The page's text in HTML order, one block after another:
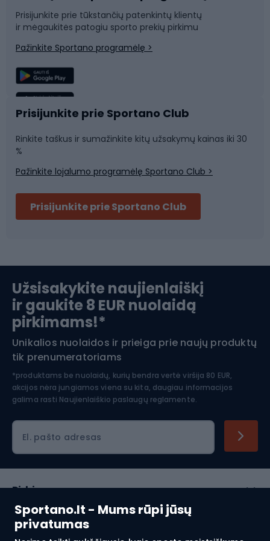
Sportano.lt - Mums rūpi jūsų
privatumas
Laipiojimas
Žvejyba
Sportinė medicina
Snieglenčių sportas
Plaukimas
Komandinis sportas
Slidinėjimas
Apranga žiemos sportui
Šiaurietiškas ėjimas
Prisijunkite prie tūkstančių patenkintų klientų
ir mėgaukitės patogiu sporto prekių pirkimu
Pažinkite Sportano programėlę >
Prisijunkite prie Sportano Club
Rinkite taškus ir sumažinkite kitų užsakymų kainas iki 30
%
Pažinkite lojalumo programėlę Sportano Club >
Prisijunkite prie Sportano Club
Užsisakykite naujienlaiškį
ir gaukite 8 EUR nuolaidą
pirkimams!*
Unikalios nuolaidos ir prieiga prie naujų produktų
tik prenumeratoriams
*produktams be nuolaidų, kurių bendra vertė viršija 80 EUR,
akcijos nėra jungiamos viena su kita, daugiau informacijos
galima rasti Naujienlaiškio paslaugų reglamente.
El. pašto adresas
Pirkimas
Klientų aptarnavimas